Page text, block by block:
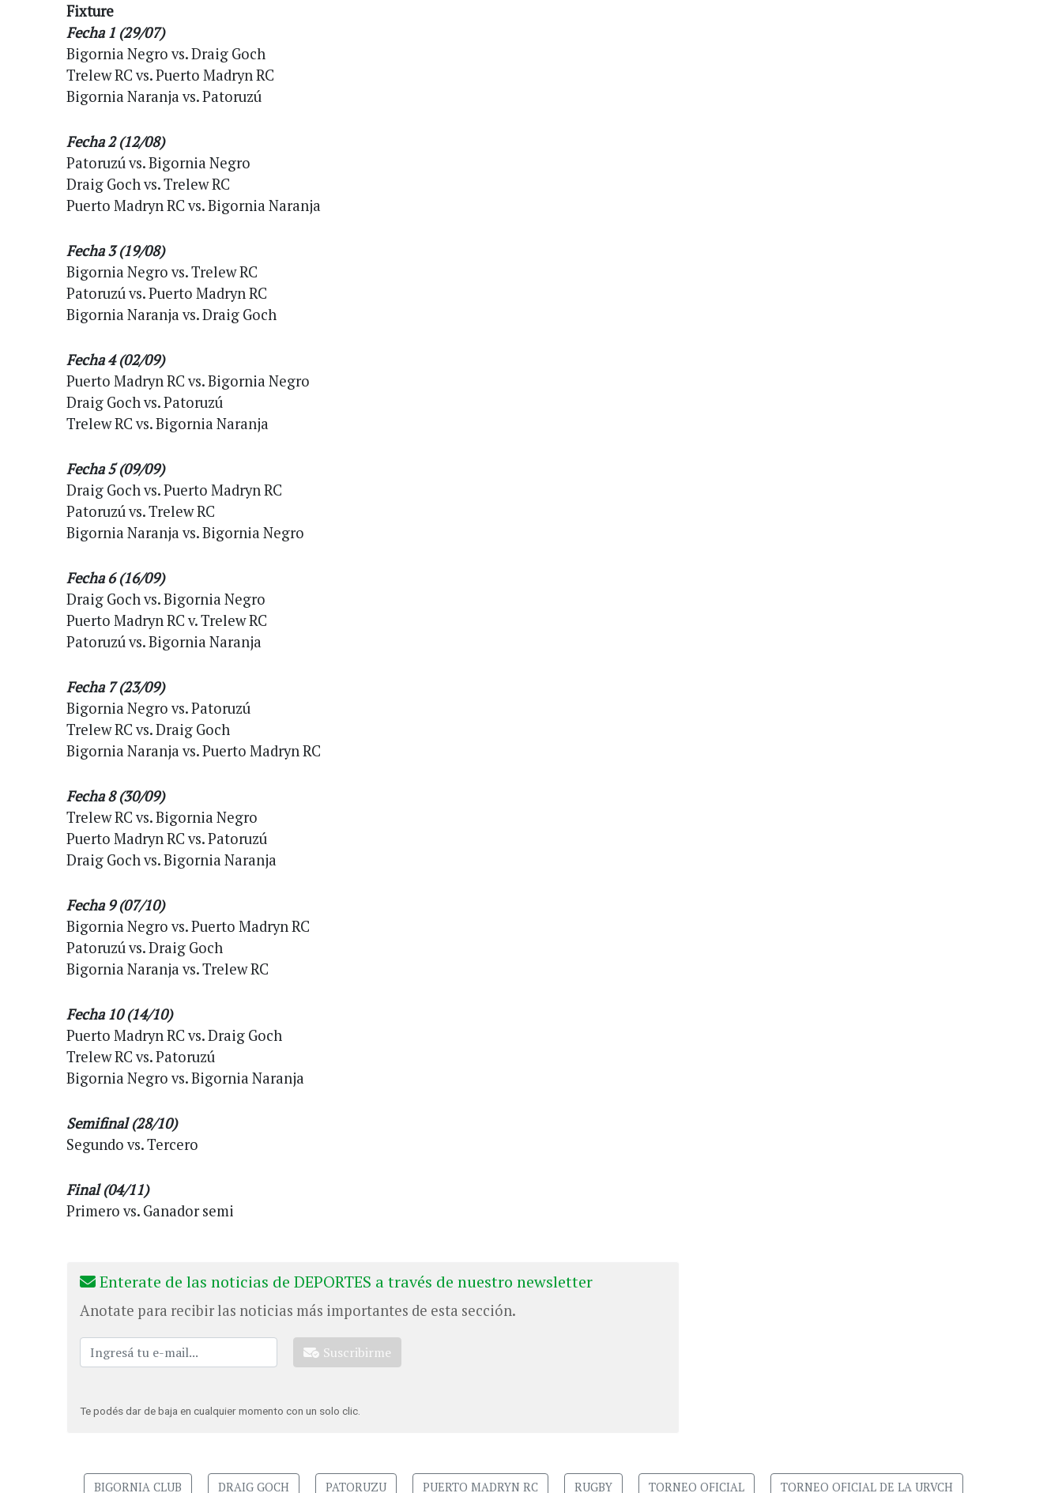
Fixture
Fecha 1 (29/07)
Bigornia Negro vs. Draig Goch
Trelew RC vs. Puerto Madryn RC
Bigornia Naranja vs. Patoruzú
Fecha 2 (12/08)
Patoruzú vs. Bigornia Negro
Draig Goch vs. Trelew RC
Puerto Madryn RC vs. Bigornia Naranja
Fecha 3 (19/08)
Bigornia Negro vs. Trelew RC
Patoruzú vs. Puerto Madryn RC
Bigornia Naranja vs. Draig Goch
Fecha 4 (02/09)
Puerto Madryn RC vs. Bigornia Negro
Draig Goch vs. Patoruzú
Trelew RC vs. Bigornia Naranja
Fecha 5 (09/09)
Draig Goch vs. Puerto Madryn RC
Patoruzú vs. Trelew RC
Bigornia Naranja vs. Bigornia Negro
Fecha 6 (16/09)
Draig Goch vs. Bigornia Negro
Puerto Madryn RC v. Trelew RC
Patoruzú vs. Bigornia Naranja
Fecha 7 (23/09)
Bigornia Negro vs. Patoruzú
Trelew RC vs. Draig Goch
Bigornia Naranja vs. Puerto Madryn RC
Fecha 8 (30/09)
Trelew RC vs. Bigornia Negro
Puerto Madryn RC vs. Patoruzú
Draig Goch vs. Bigornia Naranja
Fecha 9 (07/10)
Bigornia Negro vs. Puerto Madryn RC
Patoruzú vs. Draig Goch
Bigornia Naranja vs. Trelew RC
Fecha 10 (14/10)
Puerto Madryn RC vs. Draig Goch
Trelew RC vs. Patoruzú
Bigornia Negro vs. Bigornia Naranja
Semifinal (28/10)
Segundo vs. Tercero
Final (04/11)
Primero vs. Ganador semi
Enterate de las noticias de DEPORTES a través de nuestro newsletter
Anotate para recibir las noticias más importantes de esta sección.
Suscribirme
Te podés dar de baja en cualquier momento con un solo clic.
BIGORNIA CLUB DRAIG GOCH PATORUZU PUERTO MADRYN RC RUGBY TORNEO OFICIAL TORNEO OFICIAL DE LA URVCH